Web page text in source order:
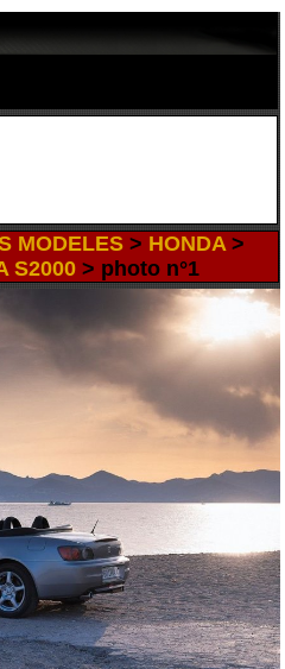
MODELES > HONDA>
S2000 > photo n°1